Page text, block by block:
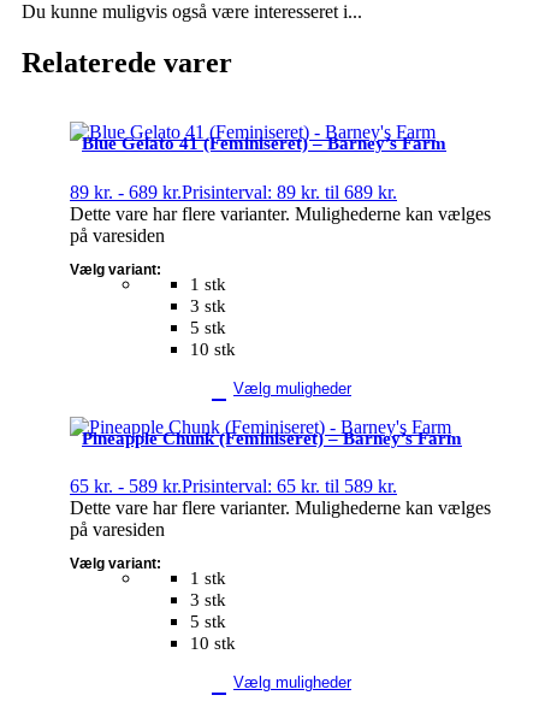
Du kunne muligvis også være interesseret i...
Relaterede varer
Blue Gelato 41 (Feminiseret) – Barney’s Farm
89 kr. - 689 kr.Prisinterval: 89 kr. til 689 kr.
1 stk
3 stk
5 stk
10 stk
Vælg variant:
Vælg muligheder
Dette vare har flere varianter. Mulighederne kan vælges
på varesiden
Pineapple Chunk (Feminiseret) – Barney’s Farm
65 kr. - 589 kr.Prisinterval: 65 kr. til 589 kr.
1 stk
3 stk
5 stk
10 stk
Vælg variant:
Vælg muligheder
Dette vare har flere varianter. Mulighederne kan vælges
på varesiden